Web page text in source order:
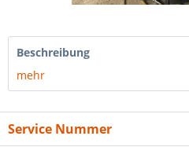
Beschreibung
mehr
Service Nummer